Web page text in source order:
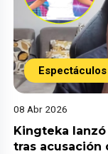
Espectáculos
08 Abr 2026
Kingteka
tras acusación